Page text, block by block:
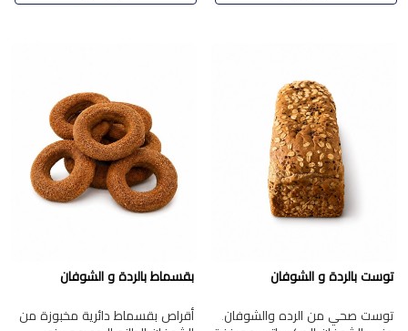
توست بالردة و الشوفان
توست صحي من الرده والشوفان.
بقسماط بالردة و الشوفان
أقراص بقسماط دائرية مخبوزة من